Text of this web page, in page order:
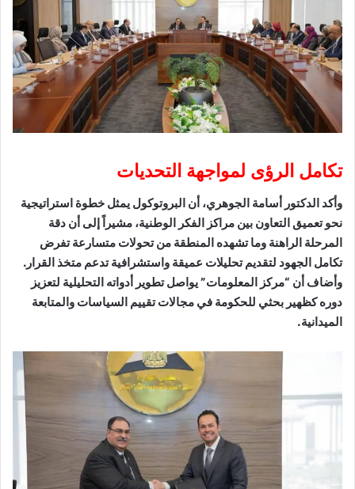
​تكامل الرؤى لمواجهة التحديات
​وأكد الدكتور أسامة الجوهري، أن البروتوكول يمثل خطوة استراتيجية
نحو تعميق التعاون بين مراكز الفكر الوطنية، مشيراً إلى أن دقة
المرحلة الراهنة وما تشهده المنطقة من تحولات متسارعة تفرض
تكامل الجهود لتقديم تحليلات عميقة واستشرافية تدعم متخذ القرار.
وأضاف أن “مركز المعلومات” يواصل تطوير أدواته التحليلية لتعزيز
دوره كظهير بحثي للحكومة في مجالات تقييم السياسات والمتابعة
الميدانية.